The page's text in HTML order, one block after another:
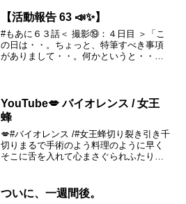
4/28(月)15:00～詳細▼
【活動報告 63 📣✨】
#もあに６３話＜ 撮影⑲：４日目 ＞「こ
の日は・・。ちょっと、特筆すべき事項
がありまして・・。何かというと・・。
きは▼ーー✩....
YouTube💋 バイオレンス / 女王
蜂
💋#バイオレンス /#女王蜂切り裂き引き千
切りまるで手術のよう料理のように早く
そこに舌を入れて心まさぐられふたりだ
ついに、一週間後。